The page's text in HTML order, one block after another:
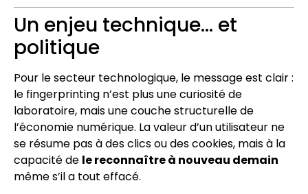
Un enjeu technique… et
politique
Pour le secteur technologique, le message est clair :
le fingerprinting n’est plus une curiosité de
laboratoire, mais une couche structurelle de
l’économie numérique. La valeur d’un utilisateur ne
se résume pas à des clics ou des cookies, mais à la
capacité de le reconnaître à nouveau demain
même s’il a tout effacé.